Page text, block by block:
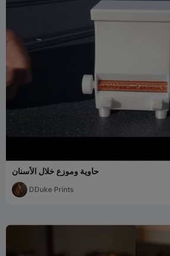
حاوية وموزع خلال الأسنان
DDuke Prints